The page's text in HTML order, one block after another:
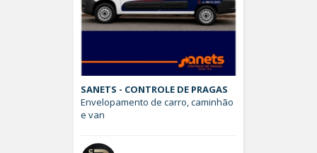
SANETS - CONTROLE DE PRAGAS
Envelopamento de carro, caminhão
e van